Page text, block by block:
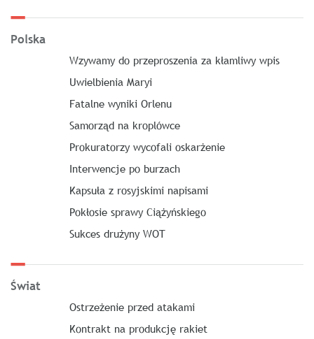
Polska
Wzywamy do przeproszenia za kłamliwy wpis
Uwielbienia Maryi
Fatalne wyniki Orlenu
Samorząd na kroplówce
Prokuratorzy wycofali oskarżenie
Interwencje po burzach
Kapsuła z rosyjskimi napisami
Pokłosie sprawy Ciążyńskiego
Sukces drużyny WOT
Świat
Ostrzeżenie przed atakami
Kontrakt na produkcję rakiet